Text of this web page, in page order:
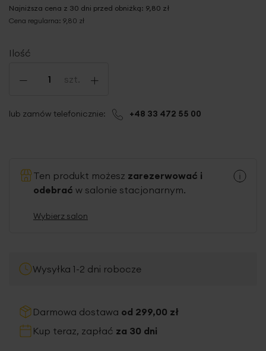
Ilość
- szt. +
Najniższa cena z 30 dni przed obniżką: 9,80 zł
Cena regularna: 9,80 zł
lub zamów telefonicznie: +48 33 472 55 00
Ten produkt możesz zarezerwować i
odebrać w salonie stacjonarnym.
Wybierz salon
Wysyłka 1-2 dni robocze
Darmowa dostawa od 299,00 zł
Kup teraz, zapłać za 30 dni